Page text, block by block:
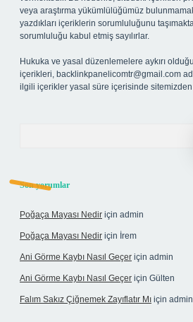
veya araştırma yükümlülüğümüz
yazdıkları içeriklerin sorumluluğunu
sorumluluğu kabul etmiş sayılırlar.
Hukuka ve yasal düzenlemelere aykırı
içerikleri, backlinkpanelicomtr@gmail.com
ilgili içerikler yasal süre içerisinde sitemizden
Son yorumlar
Poğaça Mayası Nedir için admin
Poğaça Mayası Nedir için İrem
Ani Görme Kaybı Nasıl Geçer için admin
Ani Görme Kaybı Nasıl Geçer için Gülten
Falım Sakız Çiğnemek Zayıflatır Mı için admin